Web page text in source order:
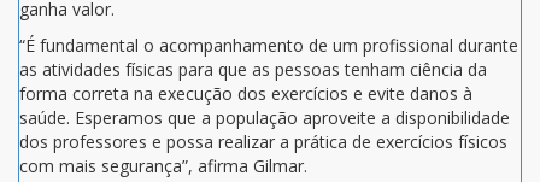
ganha valor.
“É fundamental o acompanhamento de um profissional durante
as atividades físicas para que as pessoas tenham ciência da
forma correta na execução dos exercícios e evite danos à
saúde. Esperamos que a população aproveite a disponibilidade
dos professores e possa realizar a prática de exercícios físicos
com mais segurança”, afirma Gilmar.